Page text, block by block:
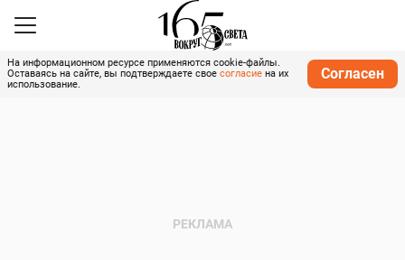
На информационном ресурсе применяются cookie-файлы.
Оставаясь на сайте, вы подтверждаете свое согласие на их
использование.
Согласен